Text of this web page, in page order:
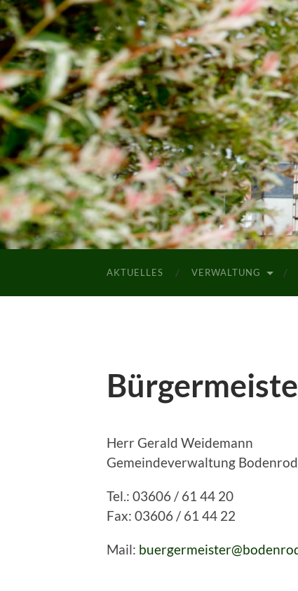
AKTUELLES VERWALTUNG
Herr Gerald Weidemann
Gemeindeverwaltung
Tel.: 03606 / 61 44 20
Fax: 03606 / 61 44 22
Mail: